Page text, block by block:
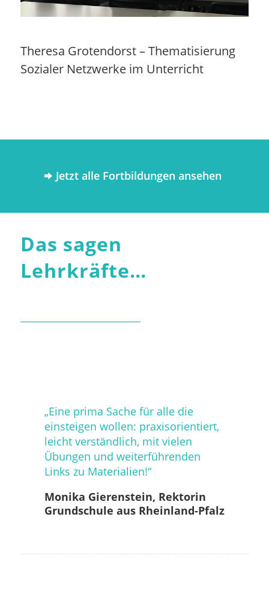
Theresa Grotendorst – Thematisierung
Sozialer Netzwerke im Unterricht
Jetzt alle Fortbildungen ansehen
Das sagen
Lehrkräfte…
„Eine prima Sache für alle die
einsteigen wollen: praxisorientiert,
leicht verständlich, mit vielen
Übungen und weiterführenden
Links zu Materialien!“
Monika Gierenstein, Rektorin
Grundschule aus Rheinland-Pfalz